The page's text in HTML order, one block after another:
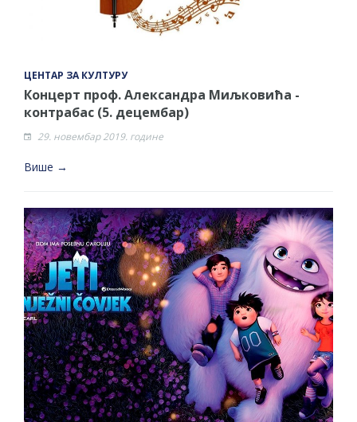
ЦЕНТАР ЗА КУЛТУРУ
Концерт проф. Александра Миљковића -
контрабас (5. децембар)
29. новембар 2019. године
Више →